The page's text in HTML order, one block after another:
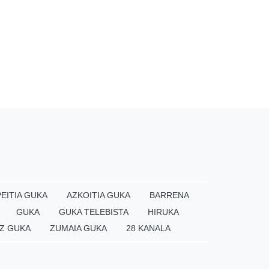
GUKA AZKOITIA GUKA
BARRENA
GUKA
GUKA TELEBISTA
HIRUKA
GUKA
ZUMAIA GUKA 28 KANALA